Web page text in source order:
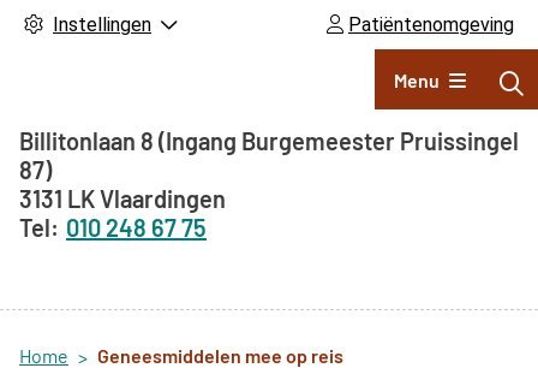
Instellingen Patiëntenomgeving
Hoofdmenu
Menu
Adresgegevens
Billitonlaan 8 (Ingang Burgemeester Pruissingel
87)
3131 LKVlaardingen
010 248 67 75
Home Geneesmiddelen mee op reis